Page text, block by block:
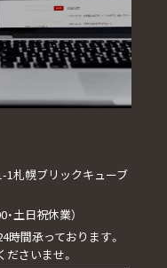
1札幌ブリックキューブ
土日祝休業）
間承っております。
さいませ。